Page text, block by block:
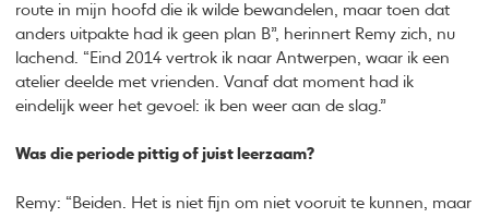
route in mijn hoofd die ik wilde bewandelen, maar toen dat
anders uitpakte had ik geen plan B”, herinnert Remy zich, nu
lachend. “Eind 2014 vertrok ik naar Antwerpen, waar ik een
atelier deelde met vrienden. Vanaf dat moment had ik
eindelijk weer het gevoel: ik ben weer aan de slag.”
Was die periode pittig of juist leerzaam?
Remy: “Beiden. Het is niet fijn om niet vooruit te kunnen, maar